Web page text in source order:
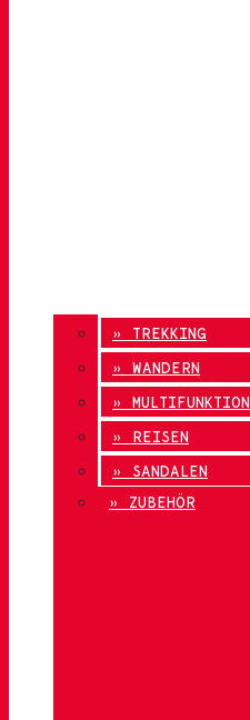
» TREKKING
» WANDERN
» MULTIFUNKTION
» REISEN
» SANDALEN
» ZUBEHÖR